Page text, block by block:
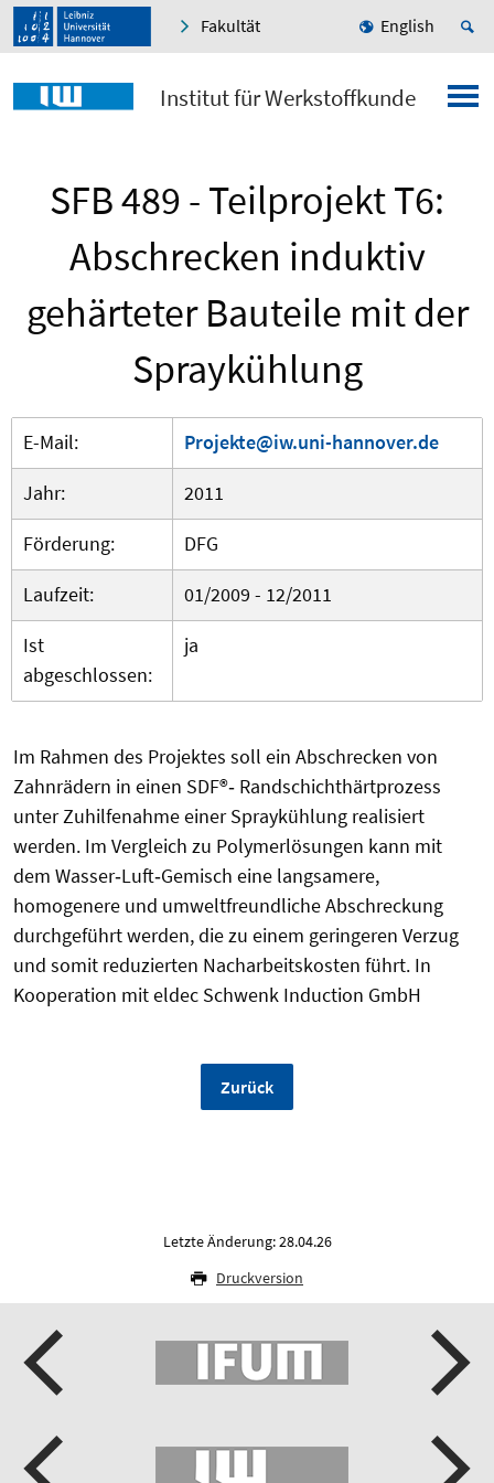
Fakultät English
Institut für Werkstoffkunde
SFB 489 - Teilprojekt T6:
Abschrecken induktiv
gehärteter Bauteile mit der
Spraykühlung
E-Mail:
Projekte@iw.uni-hannover.de
Jahr:
2011
Förderung:
DFG
Laufzeit:
01/2009 - 12/2011
Ist
abgeschlossen:
ja
Im Rahmen des Projektes soll ein Abschrecken von
Zahnrädern in einen SDF®‐ Randschichthärtprozess
unter Zuhilfenahme einer Spraykühlung realisiert
werden. Im Vergleich zu Polymerlösungen kann mit
dem Wasser‐Luft‐Gemisch eine langsamere,
homogenere und umweltfreundliche Abschreckung
durchgeführt werden, die zu einem geringeren Verzug
und somit reduzierten Nacharbeitskosten führt. In
Kooperation mit eldec Schwenk Induction GmbH
Zurück
Letzte Änderung: 28.04.26
Druckversion